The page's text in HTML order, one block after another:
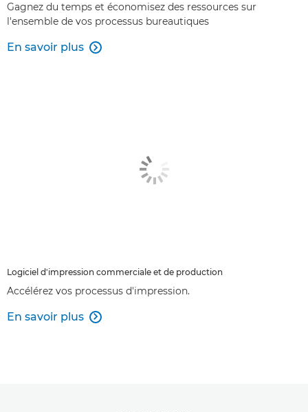
Gagnez du temps et économisez des ressources sur
l'ensemble de vos processus bureautiques
En savoir plus 
Logiciel d'impression commerciale et de production
Accélérez vos processus d'impression.
En savoir plus 